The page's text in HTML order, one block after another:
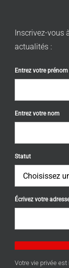
Inscrivez-vous
actualités :
Entrez votre prénom
Entrez votre nom
Statut
Écrivez votre
Votre vie privée